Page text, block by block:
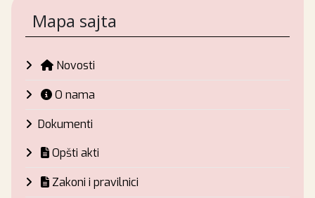
Mapa sajta
Novosti
O nama
Dokumenti
Opšti akti
Zakoni i pravilnici